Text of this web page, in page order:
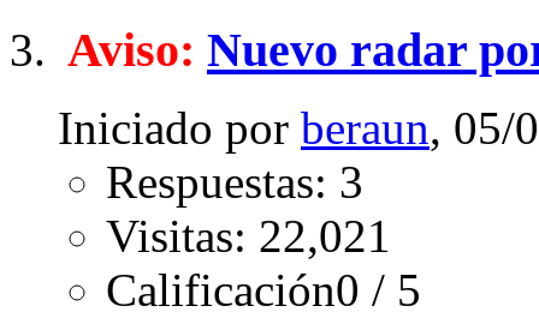
Aviso: Nuevo radar
Iniciado por beraun, 05/
Respuestas: 3
Visitas: 22,021
Calificación0 / 5